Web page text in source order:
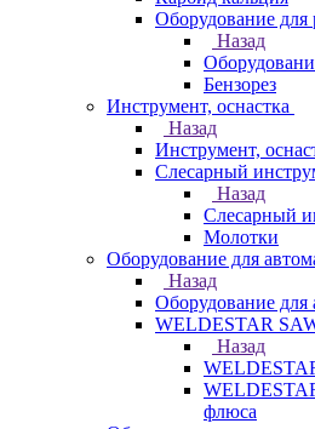
Оборудование для
Назад
Бензорез
Инструмент, оснастка
Назад
Инструмент,
Слесарный
Назад
Слесарный
Молотки
Оборудование для
Назад
Оборудование для
WELDESTAR
Назад
флюса